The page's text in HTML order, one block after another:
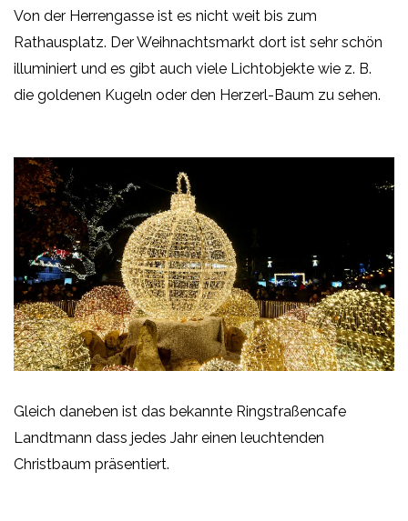
Von der Herrengasse ist es nicht weit bis zum
Rathausplatz. Der Weihnachtsmarkt dort ist sehr schön
illuminiert und es gibt auch viele Lichtobjekte wie z. B.
die goldenen Kugeln oder den Herzerl-Baum zu sehen.
Gleich daneben ist das bekannte Ringstraßencafe
Landtmann dass jedes Jahr einen leuchtenden
Christbaum präsentiert.